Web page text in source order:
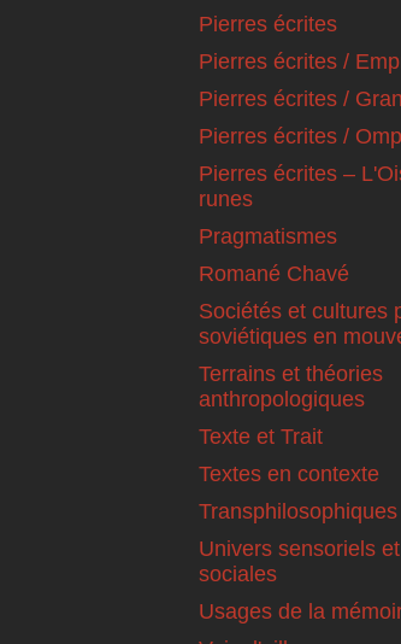
Pierres écrites
Pierres écrites /
Pierres écrites /
Pierres écrites /
Pierres écrites –
runes
Pragmatismes
Romané Chavé
Sociétés et cultures
soviétiques en
Terrains et théories
anthropologiques
Texte et Trait
Textes en contexte
Transphilosophiques
Univers sensoriels
sociales
Usages de la